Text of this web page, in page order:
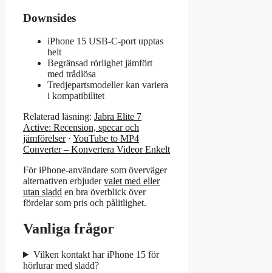
Downsides
iPhone 15 USB-C-port upptas
helt
Begränsad rörlighet jämfört
med trådlösa
Tredjepartsmodeller kan variera
i kompatibilitet
Relaterad läsning: Jabra Elite 7
Active: Recension, specar och
jämförelser· YouTube to MP4
Converter – Konvertera Videor Enkelt
För iPhone-användare som överväger
alternativen erbjudervalet med eller
utan sladd en bra överblick över
fördelar som pris och pålitlighet.
Vanliga frågor
Vilken kontakt har iPhone 15 för
hörlurar med sladd?